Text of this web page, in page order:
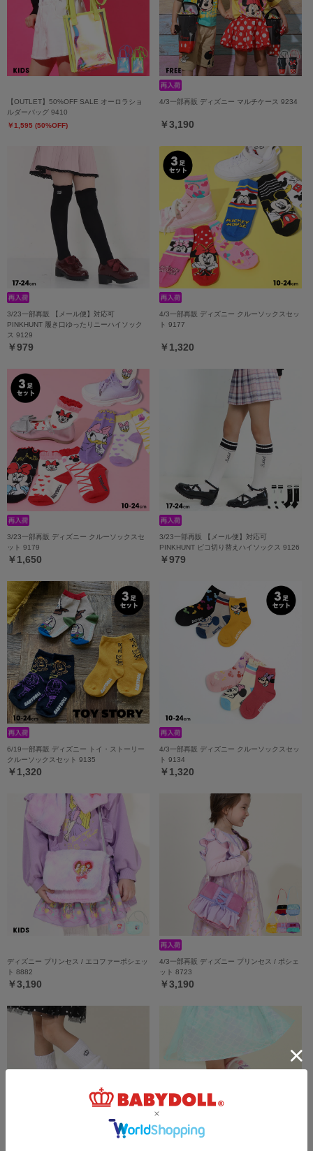
【OUTLET】50%OFF SALE オーロラショ
ルダーバッグ 9410
￥1,595 (50%OFF)
4/3一部再販 ディズニー マルチケース 9234
￥3,190
3/23一部再販 【メール便】対応可
PINKHUNT 履き口ゆったりニーハイソック
ス 9129
￥979
4/3一部再販 ディズニー クルーソックスセッ
ト 9177
￥1,320
3/23一部再販 ディズニー クルーソックスセ
ット 9179
￥1,650
3/23一部再販 【メール便】対応可
PINKHUNT ピコ切り替えハイソックス 9126
￥979
6/19一部再販 ディズニー トイ・ストーリー
クルーソックスセット 9135
￥1,320
4/3一部再販 ディズニー クルーソックスセッ
ト 9134
￥1,320
ディズニー プリンセス / エコファーポシェッ
ト 8882
￥3,190
4/3一部再販 ディズニー プリンセス / ポシェ
ット 8723
￥3,190